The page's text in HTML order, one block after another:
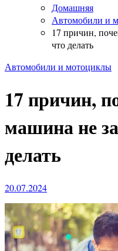
Домашняя
Автомобили и
17 причин,
что делать
Автомобили и мотоциклы
17 причин,
машина не
делать
20.07.2024